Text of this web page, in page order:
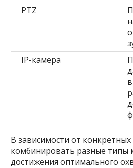
PTZ
IP-камера
В зависимости от
комбинировать разные типы
достижения оптимального